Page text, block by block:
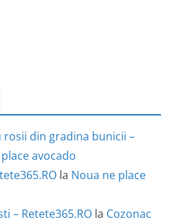
rosii din gradina bunicii –
avocado
la Noua ne place
– Retete365.RO la Cozonac